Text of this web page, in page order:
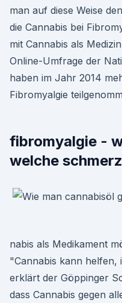
man auf diese Weise
die Cannabis bei
mit Cannabis als
Online-Umfrage der
haben im Jahr 2014
Fibromyalgie
fibromyalgie -
welche
nabis als Medikament
"Cannabis kann helfen,
erklärt der Göppinger
dass Cannabis gegen